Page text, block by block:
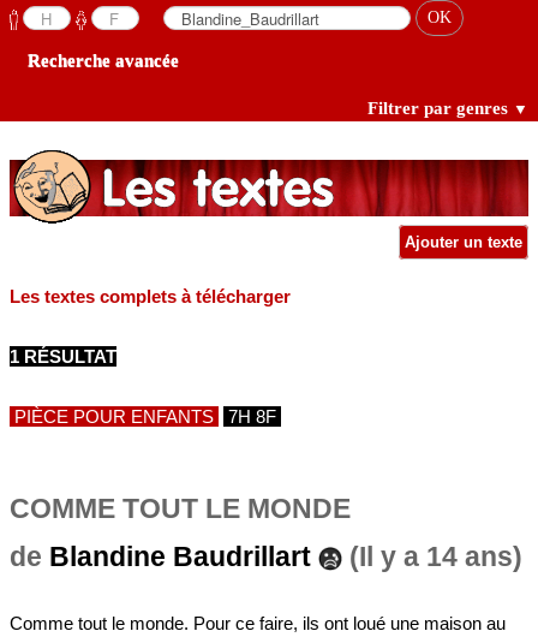
LES ANNONCES
Recherche avancée
Filtrer par genres ▼
Ajouter un texte
Les textes complets à télécharger
1 RÉSULTAT
PIÈCE POUR ENFANTS 7H 8F
COMME TOUT LE MONDE
de Blandine Baudrillart (Il y a 14 ans)
Comme tout le monde. Pour ce faire, ils ont loué une maison au